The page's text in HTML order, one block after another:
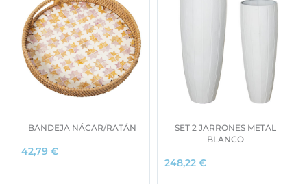
BANDEJA NÁCAR/RATÁN
42,79 €
SET 2 JARRONES METAL
BLANCO
248,22 €